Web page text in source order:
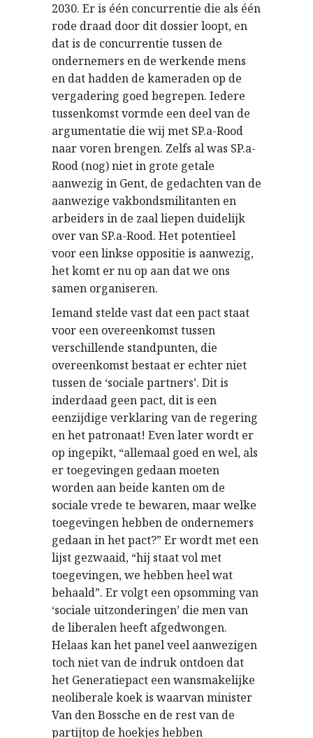
2030. Er is één concurrentie die als één
rode draad door dit dossier loopt, en
dat is de concurrentie tussen de
ondernemers en de werkende mens
en dat hadden de kameraden op de
vergadering goed begrepen. Iedere
tussenkomst vormde een deel van de
argumentatie die wij met SP.a-Rood
naar voren brengen. Zelfs al was SP.a-
Rood (nog) niet in grote getale
aanwezig in Gent, de gedachten van de
aanwezige vakbondsmilitanten en
arbeiders in de zaal liepen duidelijk
over van SP.a-Rood. Het potentieel
voor een linkse oppositie is aanwezig,
het komt er nu op aan dat we ons
samen organiseren.
Iemand stelde vast dat een pact staat
voor een overeenkomst tussen
verschillende standpunten, die
overeenkomst bestaat er echter niet
tussen de ‘sociale partners’. Dit is
inderdaad geen pact, dit is een
eenzijdige verklaring van de regering
en het patronaat! Even later wordt er
op ingepikt, “allemaal goed en wel, als
er toegevingen gedaan moeten
worden aan beide kanten om de
sociale vrede te bewaren, maar welke
toegevingen hebben de ondernemers
gedaan in het pact?” Er wordt met een
lijst gezwaaid, “hij staat vol met
toegevingen, we hebben heel wat
behaald”. Er volgt een opsomming van
‘sociale uitzonderingen’ die men van
de liberalen heeft afgedwongen.
Helaas kan het panel veel aanwezigen
toch niet van de indruk ontdoen dat
het Generatiepact een wansmakelijke
neoliberale koek is waarvan minister
Van den Bossche en de rest van de
partijtop de hoekjes hebben